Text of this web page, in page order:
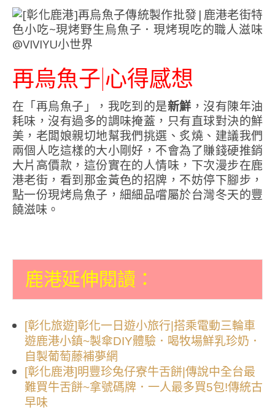
再烏魚子|心得感想
在「再烏魚子」，我吃到的是新鮮 ，沒有陳年油
耗味，沒有過多的調味掩蓋，只有直球對決的鮮
美，老闆娘親切地幫我們挑選、炙燒、建議我們
兩個人吃這樣的大小剛好，不會為了賺錢硬推銷
大片高價款，這份實在的人情味，下次漫步在鹿
港老街，看到那金黃色的招牌，不妨停下腳步，
點一份現烤烏魚子，細細品嚐屬於台灣冬天的豐
饒滋味。
鹿港延伸閱讀：
[彰化旅遊]彰化一日遊小旅行|搭乘電動三輪車
遊鹿港小鎮~製傘DIY體驗．喝牧場鮮乳珍奶．
自製葡萄藤補夢網
[彰化鹿港]明豐珍兔仔寮牛舌餅|傳說中全台最
難買牛舌餅~拿號碼牌．一人最多買5包!傳統古
早味